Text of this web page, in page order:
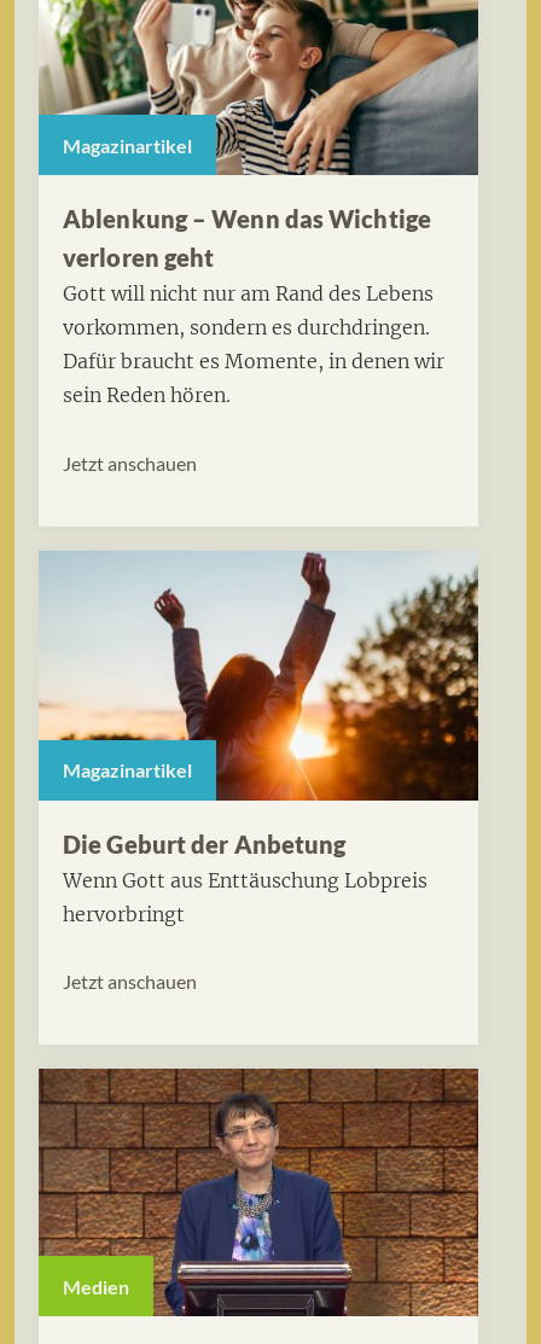
Magazinartikel
Ablenkung – Wenn das Wichtige
verloren geht
Gott will nicht nur am Rand des Lebens
vorkommen, sondern es durchdringen.
Dafür braucht es Momente, in denen wir
sein Reden hören.
Jetzt anschauen
Magazinartikel
Die Geburt der Anbetung
Wenn Gott aus Enttäuschung Lobpreis
hervorbringt
Jetzt anschauen
Medien